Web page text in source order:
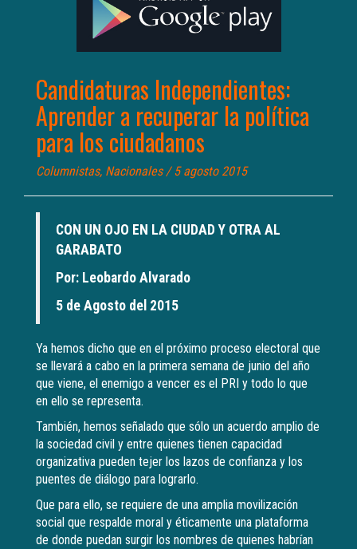
Candidaturas Independientes:
Aprender a recuperar la política
para los ciudadanos
Columnistas, Nacionales/ 5 agosto 2015
CON UN OJO EN LA CIUDAD Y OTRA AL
GARABATO
Por: Leobardo Alvarado
5 de Agosto del 2015
Ya hemos dicho que en el próximo proceso electoral que
se llevará a cabo en la primera semana de junio del año
que viene, el enemigo a vencer es el PRI y todo lo que
en ello se representa.
También, hemos señalado que sólo un acuerdo amplio de
la sociedad civil y entre quienes tienen capacidad
organizativa pueden tejer los lazos de confianza y los
puentes de diálogo para lograrlo.
Que para ello, se requiere de una amplia movilización
social que respalde moral y éticamente una plataforma
de donde puedan surgir los nombres de quienes habrían